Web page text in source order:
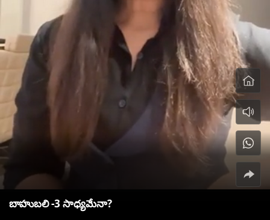
బాహుబలి -3 సాధ్యమేనా?